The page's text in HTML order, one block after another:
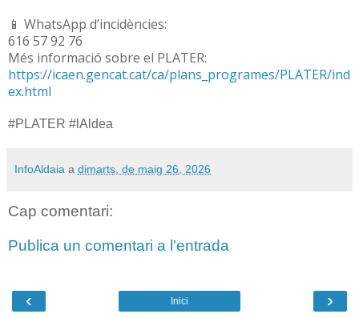
📱 WhatsApp d’incidències:
616 57 92 76
Més informació sobre el PLATER:
https://icaen.gencat.cat/ca/plans_programes/PLATER/ind
ex.html
#PLATER #lAldea
InfoAldaia a dimarts, de maig 26, 2026
Cap comentari:
Publica un comentari a l'entrada
‹ ›
Inici